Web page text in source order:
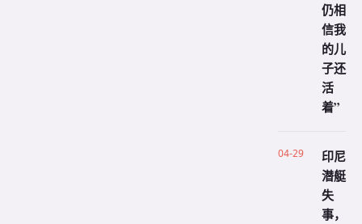
仍相
信我
的儿
子还
活
着”
04-29
印尼
潜艇
失
事，